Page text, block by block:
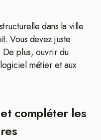
dans la ville
Vous devez juste
plus, ouvrir du
métier et aux
compléter les